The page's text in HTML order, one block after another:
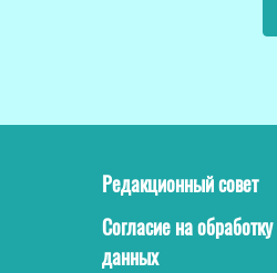
Редакционный совет
Согласие на
данных